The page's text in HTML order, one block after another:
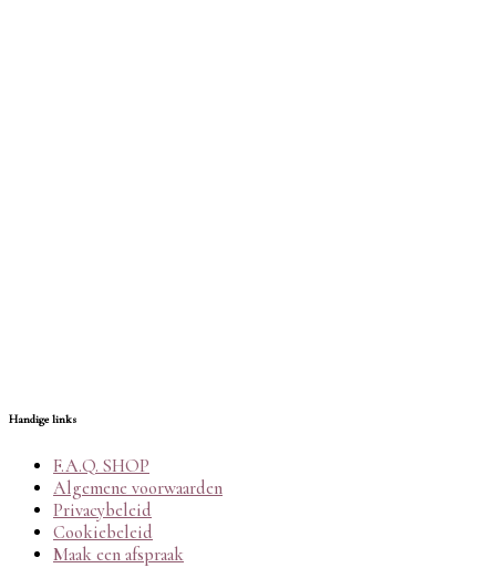
Handige links
F.A.Q. SHOP
Algemene voorwaarden
Privacybeleid
Cookiebeleid
Maak een afspraak